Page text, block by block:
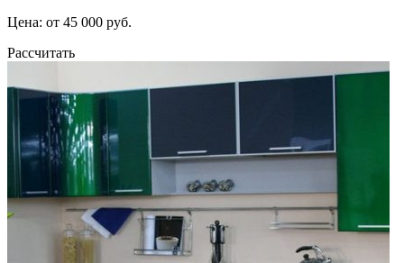
Цена: от 45 000 руб.
Рассчитать